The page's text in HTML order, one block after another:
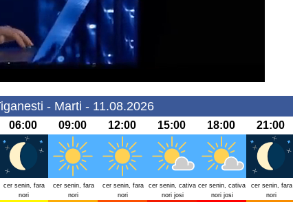
- Marti - 11.08.2026
06:00 09:00 12:00 15:00 18:00 21:00
cer senin, fara
nori
cer senin, fara
nori
cer senin, fara
nori
cer senin, cativa
nori josi
cer senin, cativa
nori josi
cer senin, fara
nori